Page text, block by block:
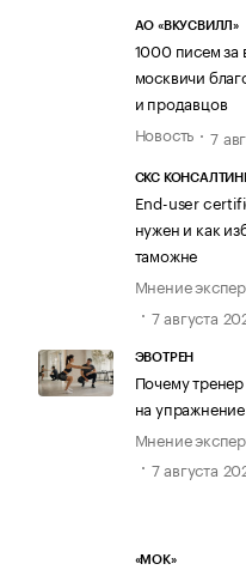
АО «ВКУСВИЛЛ»
1000 писем за
москвичи
и продавцов
Новость
7
СКС КОНСАЛТИНГ
End-user
нужен и как
таможне
Мнение
7 августа
ЭВОТРЕН
Почему
на
Мнение
7 августа
«МОК»